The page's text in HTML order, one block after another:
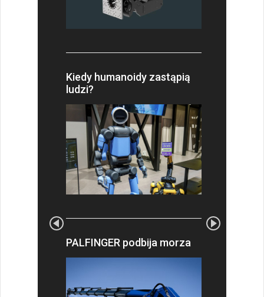
Kiedy humanoidy zastąpią
ludzi?
PALFINGER podbija morza